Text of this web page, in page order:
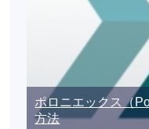
ポロニエックス（
方法